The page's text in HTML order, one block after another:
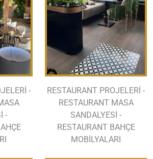
-
-
RESTAURANT PROJELERİ -
RESTAURANT MASA
SANDALYESİ -
RESTAURANT BAHÇE
MOBİLYALARI